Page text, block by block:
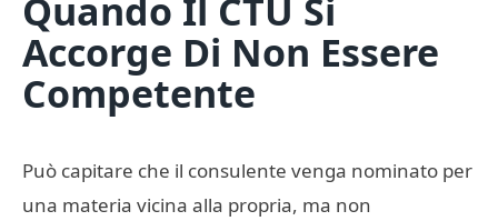
Quando Il CTU Si
Accorge Di Non Essere
Competente
Può capitare che il consulente venga nominato per
una materia vicina alla propria, ma non